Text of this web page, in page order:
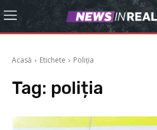
Acasă Etichete Poliția
Tag: poliția